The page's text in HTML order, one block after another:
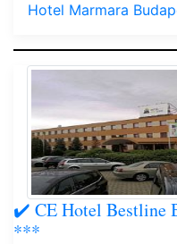
Hotel Marmara
✔️ CE Hotel Bestline
***